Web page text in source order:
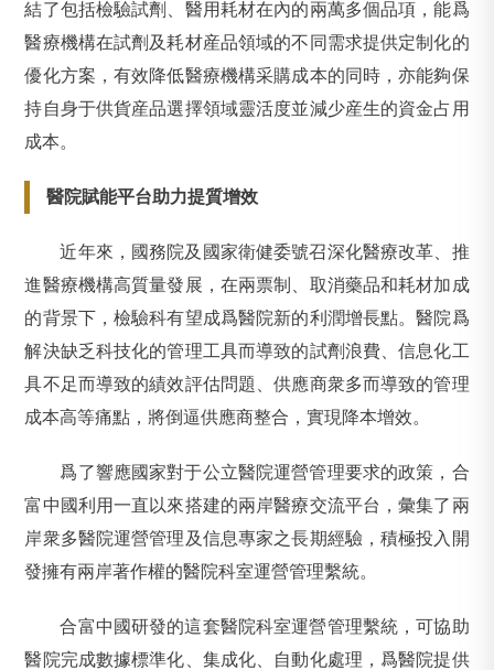
結了包括檢驗試劑、醫用耗材在內的兩萬多個品項，能爲
醫療機構在試劑及耗材産品領域的不同需求提供定制化的
優化方案，有效降低醫療機構采購成本的同時，亦能夠保
持自身于供貨産品選擇領域靈活度並減少産生的資金占用
成本。
醫院賦能平台助力提質增效
近年來，國務院及國家衛健委號召深化醫療改革、推
進醫療機構高質量發展，在兩票制、取消藥品和耗材加成
的背景下，檢驗科有望成爲醫院新的利潤增長點。醫院爲
解決缺乏科技化的管理工具而導致的試劑浪費、信息化工
具不足而導致的績效評估問題、供應商衆多而導致的管理
成本高等痛點，將倒逼供應商整合，實現降本增效。
爲了響應國家對于公立醫院運營管理要求的政策，合
富中國利用一直以來搭建的兩岸醫療交流平台，彙集了兩
岸衆多醫院運營管理及信息專家之長期經驗，積極投入開
發擁有兩岸著作權的醫院科室運營管理繫統。
合富中國研發的這套醫院科室運營管理繫統，可協助
醫院完成數據標準化、集成化、自動化處理，爲醫院提供